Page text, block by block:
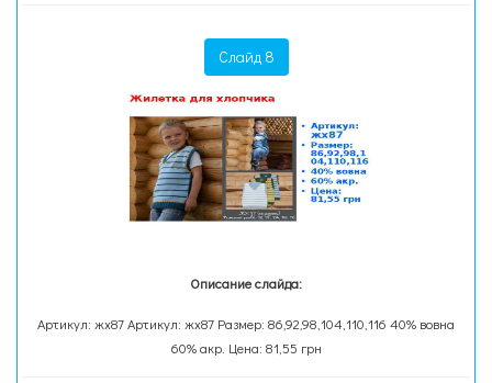
Слайд 8
Описание слайда:
Артикул: жх87 Артикул: жх87 Размер: 86,92,98,104,110,116 40% вовна
60% акр. Цена: 81,55 грн